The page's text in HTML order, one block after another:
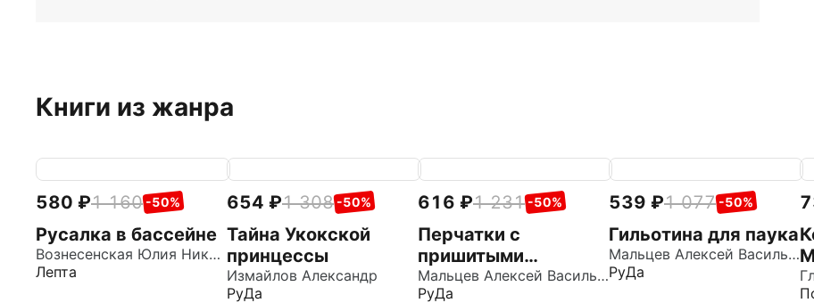
Книги из жанра
580 1 160 -50%
Русалка в бассейне
Вознесенская Юлия Николаевна
Лепта
654 1 308 -50%
Тайна Укокской
принцессы
Измайлов Александр
РуДа
616 1 231 -50%
Перчатки с
пришитыми
пальцами
Мальцев Алексей Васильевич
РуДа
539 1 077 -50%
Гильотина для паука
Мальцев Алексей Васильевич
РуДа